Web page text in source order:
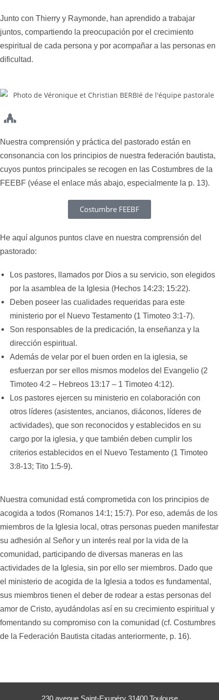
Junto con Thierry y Raymonde, han aprendido a trabajar
juntos, compartiendo la preocupación por el crecimiento
espiritual de cada persona y por acompañar a las personas en
dificultad.
Nuestra comprensión y práctica del pastorado están en
consonancia con los principios de nuestra federación bautista,
cuyos puntos principales se recogen en las Costumbres de la
FEEBF (véase el enlace más abajo, especialmente la p. 13).
Costumbre FEEBF
He aquí algunos puntos clave en nuestra comprensión del
pastorado:
Los pastores, llamados por Dios a su servicio, son elegidos
por la asamblea de la Iglesia (Hechos 14:23; 15:22).
Deben poseer las cualidades requeridas para este
ministerio por el Nuevo Testamento (1 Timoteo 3:1-7).
Son responsables de la predicación, la enseñanza y la
dirección espiritual.
Además de velar por el buen orden en la iglesia, se
esfuerzan por ser ellos mismos modelos del Evangelio (2
Timoteo 4:2 – Hebreos 13:17 – 1 Timoteo 4:12).
Los pastores ejercen su ministerio en colaboración con
otros líderes (asistentes, ancianos, diáconos, líderes de
actividades), que son reconocidos y establecidos en su
cargo por la iglesia, y que también deben cumplir los
criterios establecidos en el Nuevo Testamento (1 Timoteo
3:8-13; Tito 1:5-9).
Nuestra comunidad está comprometida con los principios de
acogida a todos (Romanos 14:1; 15:7). Por eso, además de los
miembros de la Iglesia local, otras personas pueden manifestar
su adhesión al Señor y un interés real por la vida de la
comunidad, participando de diversas maneras en las
actividades de la Iglesia, sin por ello ser miembros. Dado que
el ministerio de acogida de la Iglesia a todos es fundamental,
sus miembros tienen el deber de rodear a estas personas del
amor de Cristo, ayudándolas así en su crecimiento espiritual y
fomentando su compromiso con la comunidad (cf. Costumbres
de la Federación Bautista citadas anteriormente, p. 16).